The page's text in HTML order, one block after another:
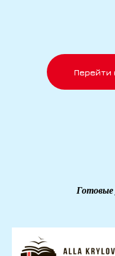
Перейти